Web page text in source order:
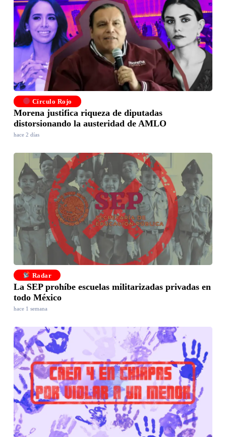
Círculo Rojo
Morena justifica riqueza de diputadas
distorsionando la austeridad de AMLO
hace 2 días
Radar
La SEP prohíbe escuelas militarizadas privadas en
todo México
hace 1 semana